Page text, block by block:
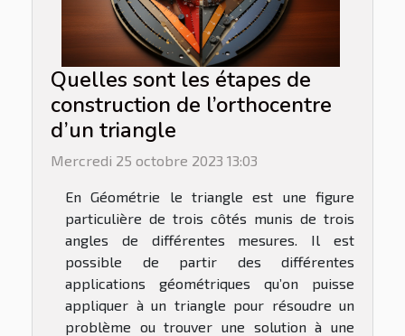
Quelles sont les étapes de
construction de l’orthocentre
d’un triangle
Mercredi 25 octobre 2023 13:03
En Géométrie le triangle est une figure
particulière de trois côtés munis de trois
angles de différentes mesures. Il est
possible de partir des différentes
applications géométriques qu’on puisse
appliquer à un triangle pour résoudre un
problème ou trouver une solution à une